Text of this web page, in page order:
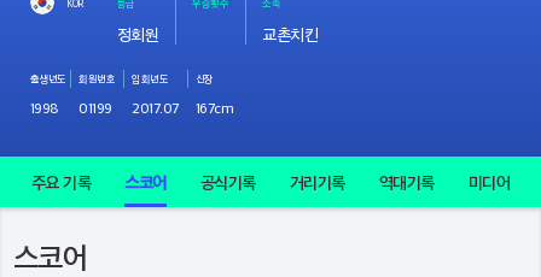
KOR 등급
정회원
우승횟수 소속
교촌치킨
출생년도
1998
회원번호
01199
입회년도
2017.07
신장
167cm
주요 기록 스코어 공식기록 거리기록 역대기록 미디어
스코어